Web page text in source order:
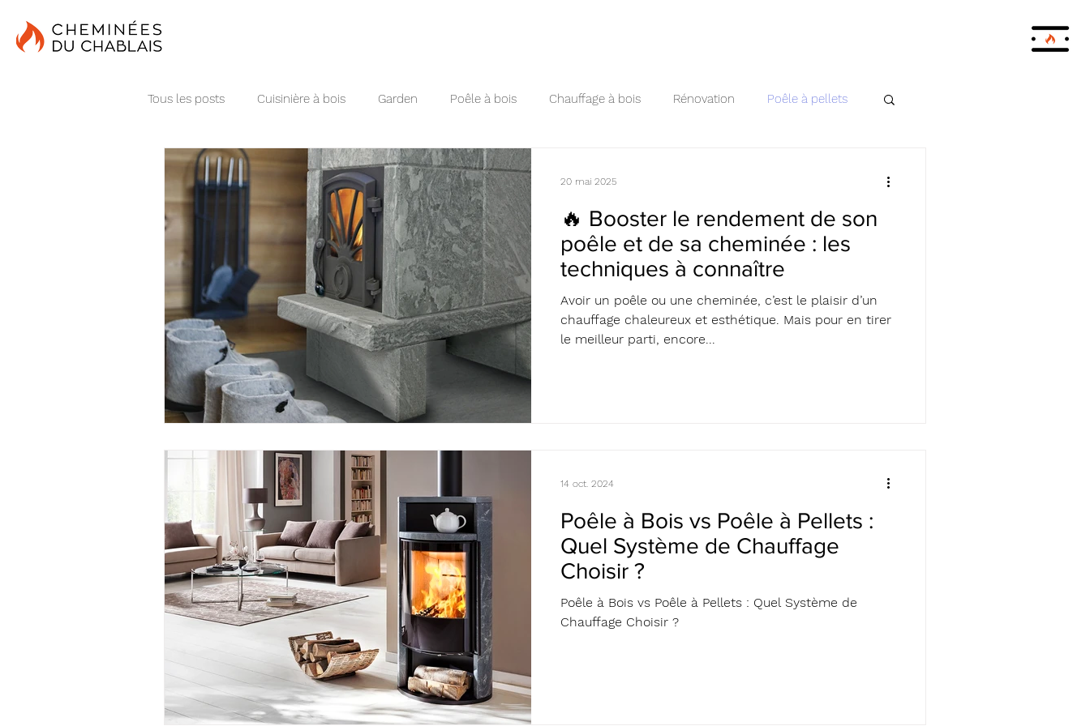
Tous les posts Cuisinière à bois Garden Poêle à bois Chauffage à bois Rénovation Poêle à pellets
chauffage central Poêle en pierre-ollaire Poêle en faïence
🔥 Booster le rendement de son
poêle et de sa cheminée : les
techniques à connaître
Avoir un poêle ou une cheminée, c’est le plaisir d’un
chauffage chaleureux et esthétique. Mais pour en tirer
le meilleur parti, encore...
20 mai 2025
Poêle à Bois vs Poêle à Pellets :
Quel Système de Chauffage
Choisir ?
Poêle à Bois vs Poêle à Pellets : Quel Système de
Chauffage Choisir ?
14 oct. 2024